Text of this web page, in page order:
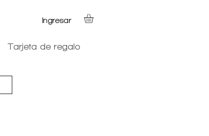
Ingresar
Tarjeta de regalo